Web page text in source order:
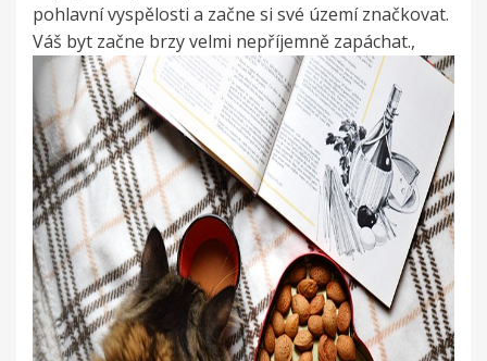
pohlavní vyspělosti a začne si své území značkovat.
Váš byt začne brzy velmi nepříjemně zapáchat.,